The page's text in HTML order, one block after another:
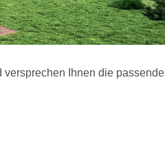
versprechen Ihnen die passende